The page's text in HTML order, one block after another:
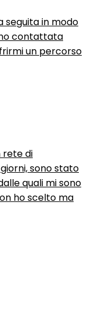
seguita in modo
contattata
un percorso
rete di
sono stato
quali mi sono
ho scelto ma